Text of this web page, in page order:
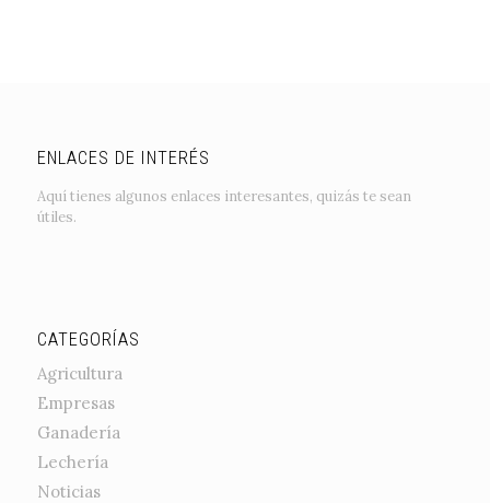
ENLACES DE INTERÉS
Aquí tienes algunos enlaces interesantes, quizás te sean
útiles.
CATEGORÍAS
Agricultura
Empresas
Ganadería
Lechería
Noticias